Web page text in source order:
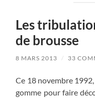
Les
de brousse
8 MARS 2013 / 33
Ce 18 novembre
gomme pour faire